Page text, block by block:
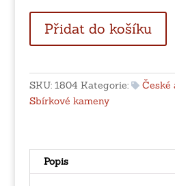
achát
s
-
Levín,
Přidat do košíku
SKU: 1804 Kategorie: České
Sbírkové kameny
Popis